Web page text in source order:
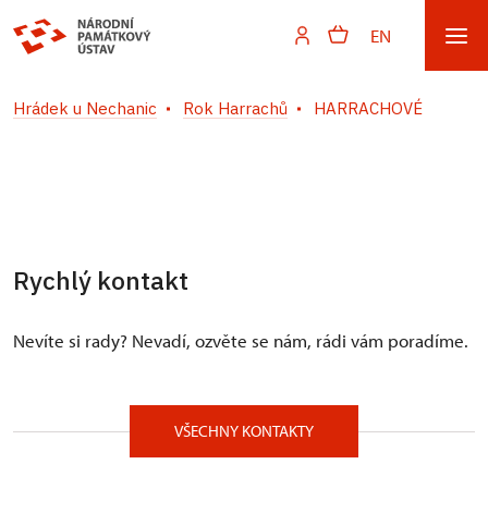
EN
Hrádek u Nechanic Rok Harrachů HARRACHOVÉ
Rychlý kontakt
Nevíte si rady? Nevadí, ozvěte se nám, rádi vám poradíme.
VŠECHNY KONTAKTY